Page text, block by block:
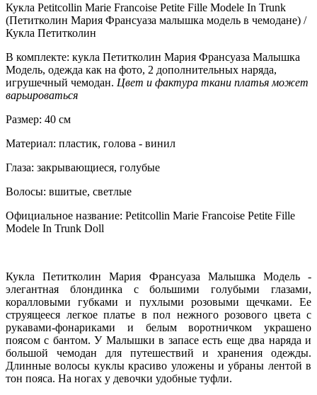
Кукла Petitcollin Marie Francoise Petite Fille Modele In Trunk
(Петитколин Мария Франсуаза малышка модель в чемодане) /
Кукла Петитколин
В комплекте: кукла Петитколин Мария Франсуаза Малышка
Модель, одежда как на фото, 2 дополнительных наряда,
игрушечный чемодан. Цвет и фактура ткани платья может
варьироваться
Размер: 40 см
Материал: пластик, голова - винил
Глаза: закрывающиеся, голубые
Волосы: вшитые, светлые
Официальное название: Petitcollin Marie Francoise Petite Fille
Modele In Trunk Doll
Кукла Петитколин Мария Франсуаза Малышка Модель -
элегантная блондинка с большими голубыми глазами,
коралловыми губками и пухлыми розовыми щечками. Ее
струящееся легкое платье в пол нежного розового цвета с
рукавами-фонариками и белым воротничком украшено
поясом с бантом. У Малышки в запасе есть еще два наряда и
большой чемодан для путешествий и хранения одежды.
Длинные волосы куклы красиво уложены и убраны лентой в
тон пояса. На ногах у девочки удобные туфли.